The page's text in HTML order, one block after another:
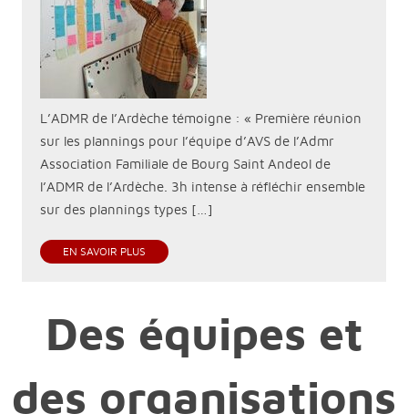
L’ADMR de l’Ardèche témoigne : « Première réunion
sur les plannings pour l’équipe d’AVS de l’Admr
Association Familiale de Bourg Saint Andeol de
l’ADMR de l’Ardèche. 3h intense à réfléchir ensemble
sur des plannings types […]
EN SAVOIR PLUS
Des équipes et
des organisations